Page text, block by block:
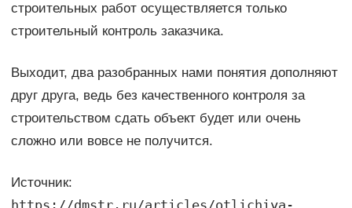
строительных работ осуществляется только
строительный контроль заказчика.
Выходит, два разобранных нами понятия дополняют
друг друга, ведь без качественного контроля за
строительством сдать объект будет или очень
сложно или вовсе не получится.
Источник: